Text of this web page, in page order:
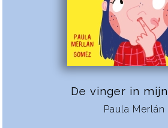
De vinger in
Paula Merlán